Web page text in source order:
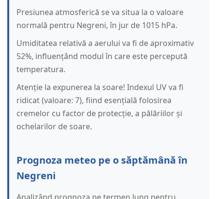
Presiunea atmosferică se va situa la o valoare
normală pentru Negreni, în jur de 1015 hPa.
Umiditatea relativă a aerului va fi de aproximativ
52%, influențând modul în care este percepută
temperatura.
Atenție la expunerea la soare! Indexul UV va fi
ridicat (valoare: 7), fiind esențială folosirea
cremelor cu factor de protecție, a pălăriilor și
ochelarilor de soare.
Prognoza meteo pe o săptămână în
Negreni